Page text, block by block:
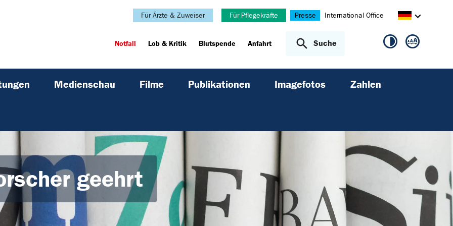
Für Ärzte & Zuweiser Für Pflegekräfte Presse International Office
Notfall Lob & Kritik Blutspende Anfahrt Suche
Medienschau Filme Publikationen Imagefotos Zahlen
geehrt